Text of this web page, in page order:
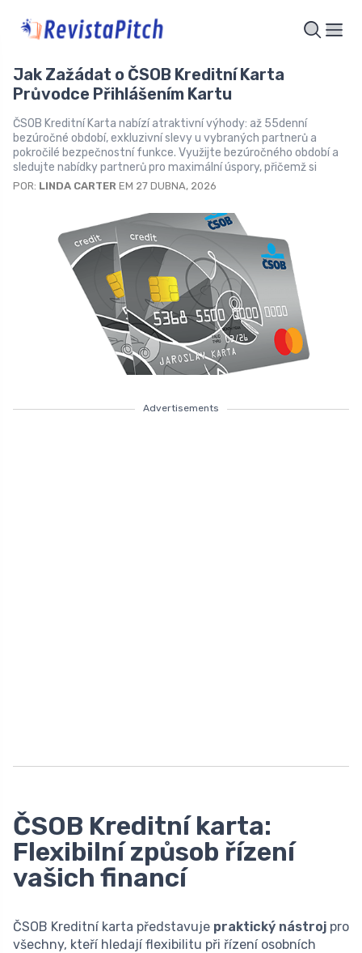
Jak Zažádat o ČSOB Kreditní Karta
Průvodce Přihlášením Kartu
ČSOB Kreditní Karta nabízí atraktivní výhody: až 55denní
bezúročné období, exkluzivní slevy u vybraných partnerů a
pokročilé bezpečnostní funkce. Využijte bezúročného období a
sledujte nabídky partnerů pro maximální úspory, přičemž si
POR: LINDA CARTER EM 27 DUBNA, 2026
Advertisements
ČSOB Kreditní karta:
Flexibilní způsob řízení
vašich financí
ČSOB Kreditní karta představuje praktický nástroj pro
všechny, kteří hledají flexibilitu při řízení osobních